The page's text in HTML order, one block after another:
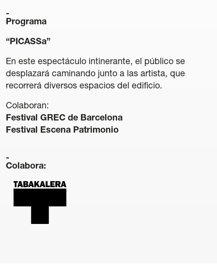
Política lingüística
Aviso legal
Condiciones generales de compra de entradas
Programa
“PICASSa”
En este espectáculo intinerante, el público se
desplazará caminando junto a las artista, que
recorrerá diversos espacios del edificio.
Colaboran:
Festival GREC de Barcelona
Festival Escena Patrimonio
Colabora: